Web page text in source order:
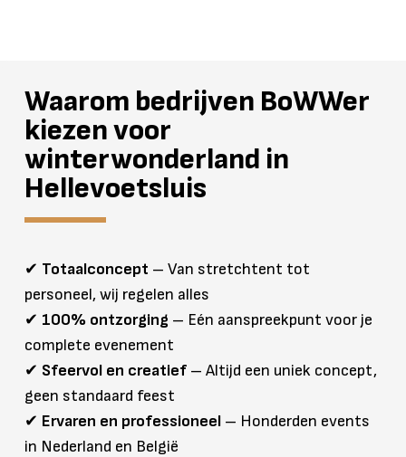
Waarom bedrijven BoWWer
kiezen voor
winterwonderland in
Hellevoetsluis
✔ Totaalconcept – Van stretchtent tot
personeel, wij regelen alles
✔ 100% ontzorging – Eén aanspreekpunt voor je
complete evenement
✔ Sfeervol en creatief – Altijd een uniek concept,
geen standaard feest
✔ Ervaren en professioneel – Honderden events
in Nederland en België